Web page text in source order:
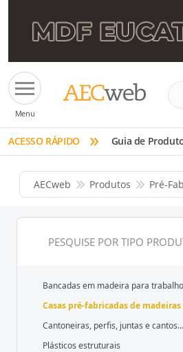
Menu
etc
ACESSO RÁPIDO » Guia de
AECweb Produtos Pré-
PESQUISE POR TIPO
Bancadas em madeira para trabalho
Casas pré-fabricadas de madeiras
Cantoneiras, perfis, juntas e cantos...
Plásticos estruturais